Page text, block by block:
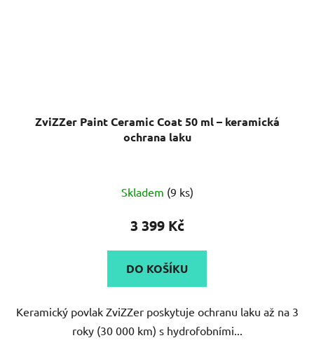
ZviZZer Paint Ceramic Coat 50 ml – keramická
ochrana laku
Skladem (9 ks)
3 399 Kč
DO KOŠÍKU
Keramický povlak ZviZZer poskytuje ochranu laku až na 3
roky (30 000 km) s hydrofobními...